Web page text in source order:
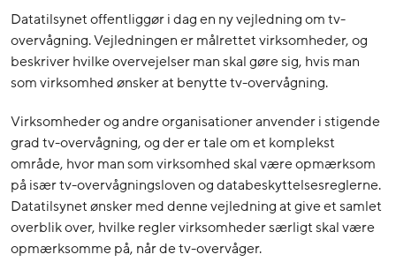
Datatilsynet offentliggør i dag en ny vejledning om tv-
overvågning. Vejledningen er målrettet virksomheder, og
beskriver hvilke overvejelser man skal gøre sig, hvis man
som virksomhed ønsker at benytte tv-overvågning.
Virksomheder og andre organisationer anvender i stigende
grad tv-overvågning, og der er tale om et komplekst
område, hvor man som virksomhed skal være opmærksom
på især tv-overvågningsloven og databeskyttelsesreglerne.
Datatilsynet ønsker med denne vejledning at give et samlet
overblik over, hvilke regler virksomheder særligt skal være
opmærksomme på, når de tv-overvåger.